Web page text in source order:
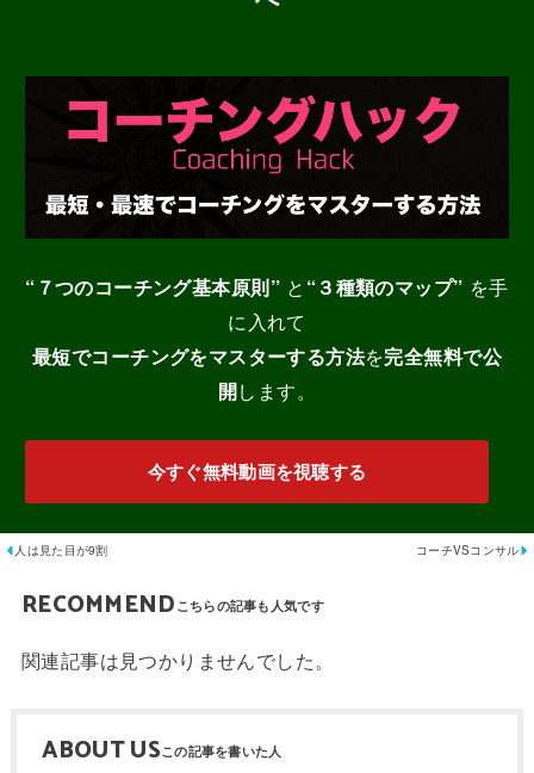
“７つのコーチング基本原則”と “３種類のマップ” を手
に入れて
最短でコーチングをマスターする方法を完全無料で公
開します。
今すぐ無料動画を視聴する
人は見た目が9割 コーチVSコンサル
RECOMMEND
関連記事は見つかりませんでした。
ABOUT US